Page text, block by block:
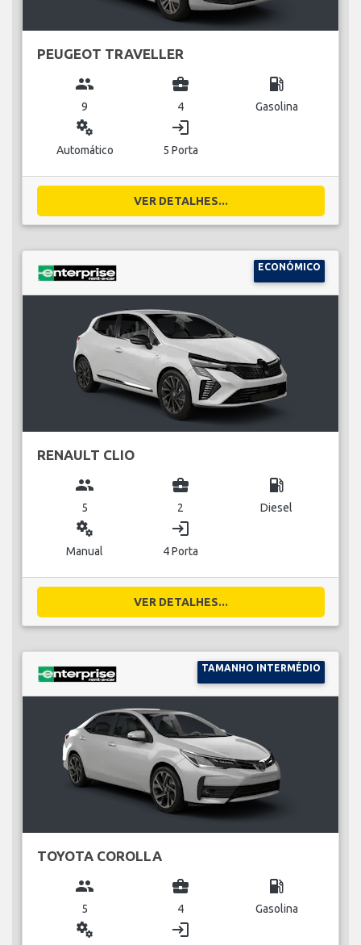
PEUGEOT TRAVELLER
group
9
business_center
4
local_gas_station
Gasolina
miscellaneous_services
Automático
login
5 Porta
VER DETALHES...
ECONÓMICO
RENAULT CLIO
group
5
business_center
2
local_gas_station
Diesel
miscellaneous_services
Manual
login
4 Porta
VER DETALHES...
TAMANHO INTERMÉDIO
TOYOTA COROLLA
group
5
business_center
4
local_gas_station
Gasolina
miscellaneous_services login